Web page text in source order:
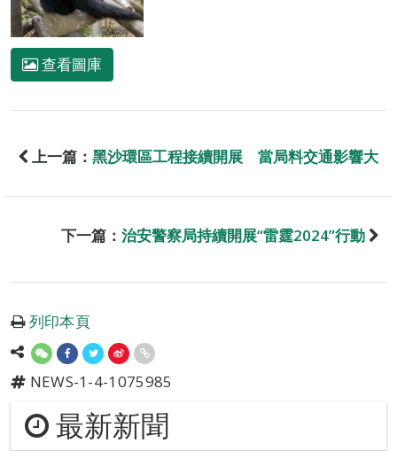
查看圖庫
上一篇： 黑沙環區工程接續開展 當局料交通影響大
下一篇： 治安警察局持續開展“雷霆2024”行動
列印本頁
NEWS-1-4-1075985
最新新聞